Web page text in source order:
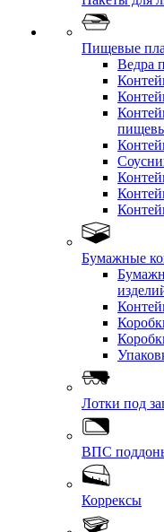
Пищевые
Ведра
Бумажные
Лотки под
ВПС
Коррексы